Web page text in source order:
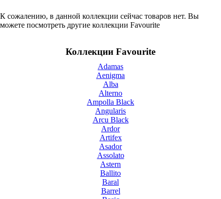
К сожалению, в данной коллекции сейчас товаров нет. Вы
можете посмотреть другие коллекции Favourite
Коллекции Favourite
Adamas
Aenigma
Alba
Alterno
Ampolla Black
Angularis
Arcu Black
Ardor
Artifex
Asador
Assolato
Astern
Ballito
Baral
Barrel